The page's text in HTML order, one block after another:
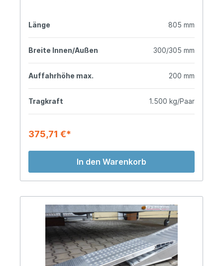
Länge 805 mm
Breite Innen/Außen 300/305 mm
Auffahrhöhe max. 200 mm
Tragkraft 1.500 kg/Paar
375,71 €*
In den Warenkorb